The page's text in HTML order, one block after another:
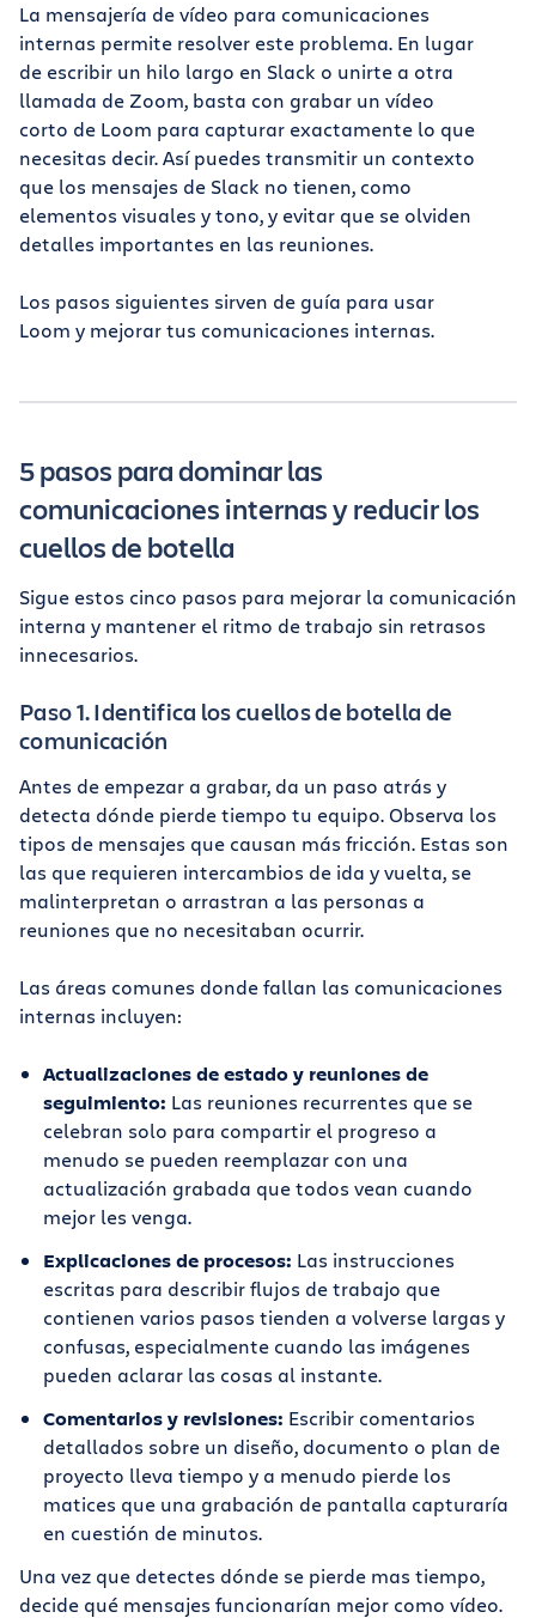
La mensajería de vídeo para comunicaciones
internas permite resolver este problema. En lugar
de escribir un hilo largo en Slack o unirte a otra
llamada de Zoom, basta con grabar un vídeo
corto de Loom para capturar exactamente lo que
necesitas decir. Así puedes transmitir un contexto
que los mensajes de Slack no tienen, como
elementos visuales y tono, y evitar que se olviden
detalles importantes en las reuniones.
Los pasos siguientes sirven de guía para usar
Loom y mejorar tus comunicaciones internas.
5 pasos para dominar las
comunicaciones internas y reducir los
cuellos de botella
Sigue estos cinco pasos para mejorar la comunicación
interna y mantener el ritmo de trabajo sin retrasos
innecesarios.
Paso 1. Identifica los cuellos de botella de
comunicación
Antes de empezar a grabar, da un paso atrás y
detecta dónde pierde tiempo tu equipo. Observa los
tipos de mensajes que causan más fricción. Estas son
las que requieren intercambios de ida y vuelta, se
malinterpretan o arrastran a las personas a
reuniones que no necesitaban ocurrir.
Las áreas comunes donde fallan las comunicaciones
internas incluyen:
Actualizaciones de estado y reuniones de
seguimiento: Las reuniones recurrentes que se
celebran solo para compartir el progreso a
menudo se pueden reemplazar con una
actualización grabada que todos vean cuando
mejor les venga.
Explicaciones de procesos: Las instrucciones
escritas para describir flujos de trabajo que
contienen varios pasos tienden a volverse largas y
confusas, especialmente cuando las imágenes
pueden aclarar las cosas al instante.
Comentarios y revisiones: Escribir comentarios
detallados sobre un diseño, documento o plan de
proyecto lleva tiempo y a menudo pierde los
matices que una grabación de pantalla capturaría
en cuestión de minutos.
Una vez que detectes dónde se pierde mas tiempo,
decide qué mensajes funcionarían mejor como vídeo.